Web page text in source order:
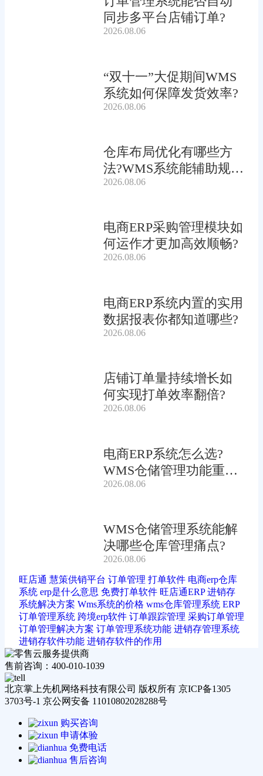
同步多平台店铺订单?
2026.08.06
“双十一”大促期间WMS
系统如何保障发货效率?
2026.08.06
仓库布局优化有哪些方
法?WMS系统能辅助规划
吗?
2026.08.06
电商ERP采购管理模块如
何运作才更加高效顺畅?
2026.08.06
电商ERP系统内置的实用
数据报表你都知道哪些?
2026.08.06
店铺订单量持续增长如
何实现打单效率翻倍?
2026.08.06
电商ERP系统怎么选?
WMS仓储管理功能重要
吗?
2026.08.06
WMS仓储管理系统能解
决哪些仓库管理痛点?
2026.08.06
旺店通 慧策供销平台 订单管理 打单软件 电商erp仓库
系统 erp是什么意思 免费打单软件 旺店通ERP 进销存
系统解决方案 Wms系统的价格 wms仓库管理系统 ERP
订单管理系统 跨境erp软件 订单跟踪管理 采购订单管理
订单管理解决方案 订单管理系统功能 进销存管理系统
进销存软件功能 进销存软件的作用
售前咨询：400-010-1039
北京掌上先机网络科技有限公司 版权所有 京ICP备1305
3703号-1 京公网安备 11010802028288号
购买咨询
申请体验
免费电话
售后咨询